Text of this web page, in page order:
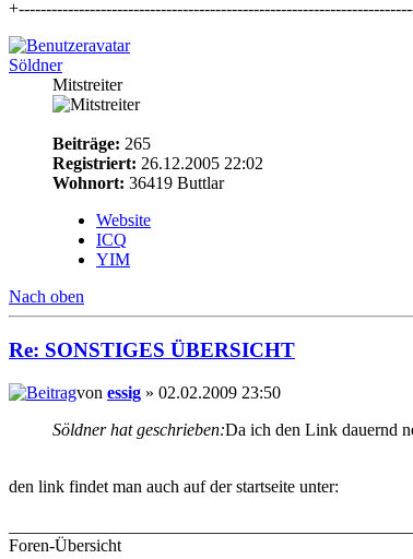
Söldner
Mitstreiter
Beiträge: 265
Registriert: 26.12.2005 22:02
Wohnort: 36419 Buttlar
Website
ICQ
YIM
Nach oben
Re: SONSTIGES ÜBERSICHT
von essig » 02.02.2009 23:50
Söldner hat geschrieben:Da ich den Link dauernd
den link findet man auch auf der startseite unter:
Foren-Übersicht